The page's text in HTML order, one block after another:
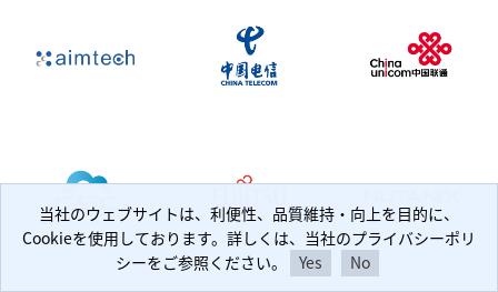
当社のウェブサイトは、利便性、品質維持・向上を目的に、
Cookieを使用しております。詳しくは、当社のプライバシーポリ
シーをご参照ください。
Yes No
当社のウェブサイトは、利便性、品質維持・向上を目的に、
Cookieを使用しております。詳しくは、当社のプライバシーポリ
シーをご参照ください。
Yes No